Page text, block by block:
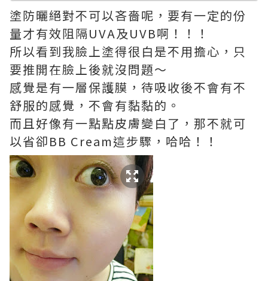
塗防曬絕對不可以吝嗇呢，要有一定的份
量才有效阻隔UVA及UVB啊！！！
所以看到我臉上塗得很白是不用擔心，只
要推開在臉上後就沒問題～
感覺是有一層保護膜，待吸收後不會有不
舒服的感覺，不會有黏黏的。
而且好像有一點點皮膚變白了，那不就可
以省卻BB Cream這步驟，哈哈！！